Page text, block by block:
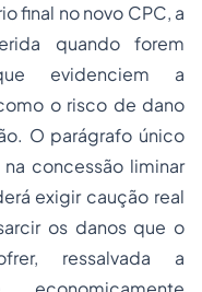
final no novo CPC, a
quando forem
evidenciem a
o risco de dano
O parágrafo único
concessão liminar
exigir caução real
os danos que o
ressalvada a